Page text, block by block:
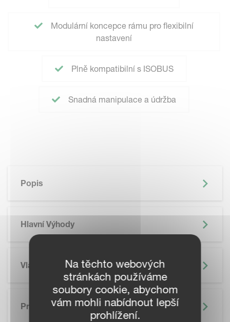
Modulární koncepce rámu pro flexibilní
nastavení
Plně kompatibilní s ISOBUS
Snadná manipulace a údržba
Popis
Hlavní Výhody
Vlastnosti
Precizní Zemědělství
Na těchto webových
stránkách používáme
soubory cookie, abychom
vám mohli nabídnout lepší
prohlížení.